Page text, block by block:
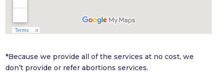
*Because we provide all of the services at no cost, we
don’t provide or refer abortions services.